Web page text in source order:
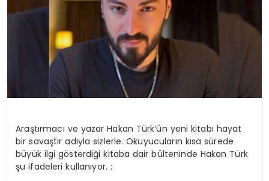
YAŞAM
Araştırmacı ve yazar Hakan Türk’ün yeni kitabı hayat
bir savaştır adıyla sizlerle. Okuyucuların kısa sürede
büyük ilgi gösterdiği kitaba dair bülteninde Hakan Türk
şu ifadeleri kullanıyor. :